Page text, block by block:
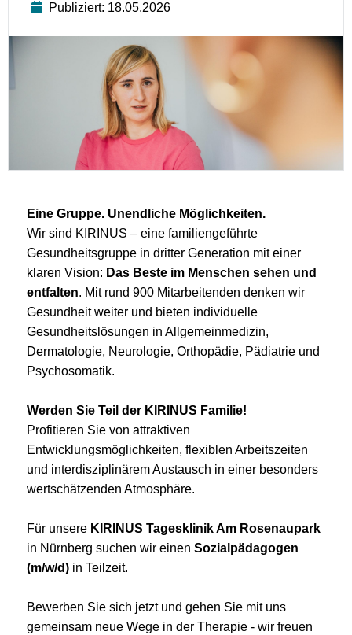
Publiziert: 18.05.2026
Eine Gruppe. Unendliche Möglichkeiten.
Wir sind KIRINUS – eine familiengeführte
Gesundheitsgruppe in dritter Generation mit einer
klaren Vision: Das Beste im Menschen sehen und
entfalten. Mit rund 900 Mitarbeitenden denken wir
Gesundheit weiter und bieten individuelle
Gesundheitslösungen in Allgemeinmedizin,
Dermatologie, Neurologie, Orthopädie, Pädiatrie und
Psychosomatik.
Werden Sie Teil der KIRINUS Familie!
Profitieren Sie von attraktiven
Entwicklungsmöglichkeiten, flexiblen Arbeitszeiten
und interdisziplinärem Austausch in einer besonders
wertschätzenden Atmosphäre.
Für unsere KIRINUS Tagesklinik Am Rosenaupark
in Nürnberg suchen wir einen Sozialpädagogen
(m/w/d) in Teilzeit.
Bewerben Sie sich jetzt und gehen Sie mit uns
gemeinsam neue Wege in der Therapie - wir freuen